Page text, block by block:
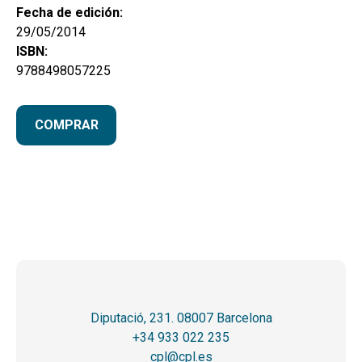
Fecha de edición:
29/05/2014
ISBN:
9788498057225
COMPRAR
Diputació, 231. 08007 Barcelona
+34 933 022 235
cpl@cpl.es